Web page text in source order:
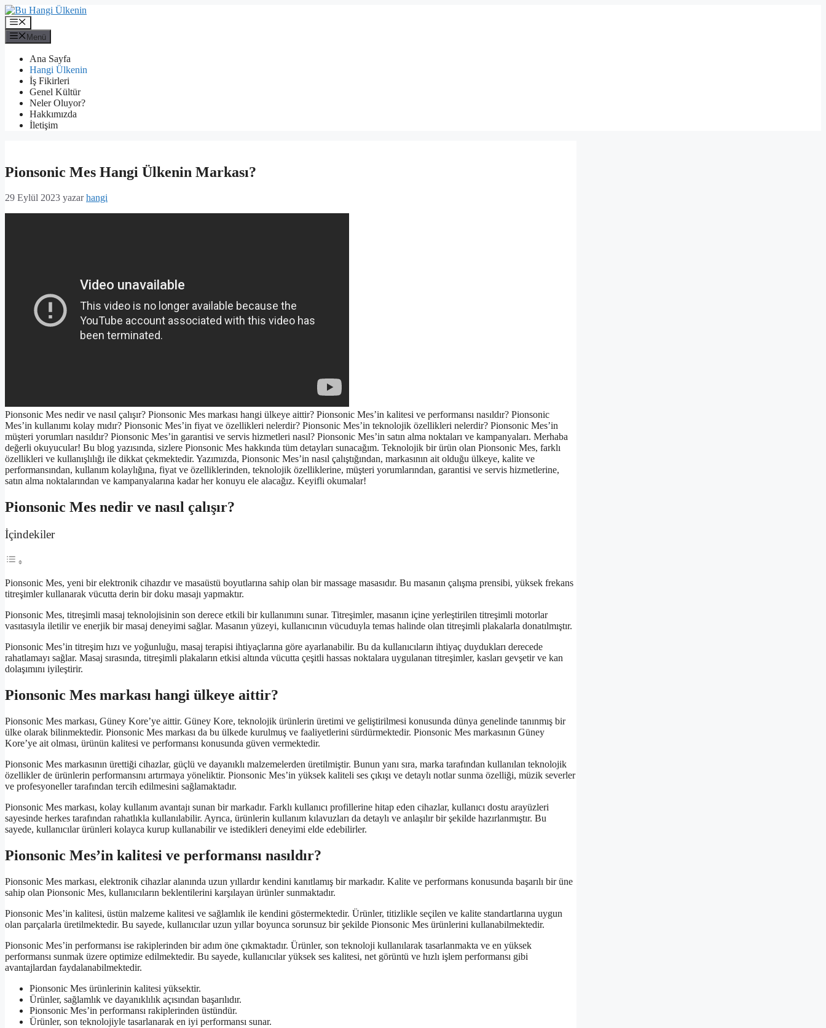
İçeriğe
atla
Menü
Menü
Ana Sayfa
Hangi Ülkenin
İş Fikirleri
Genel Kültür
Neler Oluyor?
Hakkımızda
İletişim
Pionsonic Mes Hangi Ülkenin Markası?
29 Eylül 2023 yazarhangi
Pionsonic Mes nedir ve nasıl çalışır? Pionsonic Mes markası hangi ülkeye aittir? Pionsonic Mes’in kalitesi ve performansı nasıldır? Pionsonic
Mes’in kullanımı kolay mıdır? Pionsonic Mes’in fiyat ve özellikleri nelerdir? Pionsonic Mes’in teknolojik özellikleri nelerdir? Pionsonic Mes’in
müşteri yorumları nasıldır? Pionsonic Mes’in garantisi ve servis hizmetleri nasıl? Pionsonic Mes’in satın alma noktaları ve kampanyaları. Merhaba
değerli okuyucular! Bu blog yazısında, sizlere Pionsonic Mes hakkında tüm detayları sunacağım. Teknolojik bir ürün olan Pionsonic Mes, farklı
özellikleri ve kullanışlılığı ile dikkat çekmektedir. Yazımızda, Pionsonic Mes’in nasıl çalıştığından, markasının ait olduğu ülkeye, kalite ve
performansından, kullanım kolaylığına, fiyat ve özelliklerinden, teknolojik özelliklerine, müşteri yorumlarından, garantisi ve servis hizmetlerine,
satın alma noktalarından ve kampanyalarına kadar her konuyu ele alacağız. Keyifli okumalar!
Pionsonic Mes nedir ve nasıl çalışır?
İçindekiler
Pionsonic Mes, yeni bir elektronik cihazdır ve masaüstü boyutlarına sahip olan bir massage masasıdır. Bu masanın çalışma prensibi, yüksek frekans
titreşimler kullanarak vücutta derin bir doku masajı yapmaktır.
Pionsonic Mes, titreşimli masaj teknolojisinin son derece etkili bir kullanımını sunar. Titreşimler, masanın içine yerleştirilen titreşimli motorlar
vasıtasıyla iletilir ve enerjik bir masaj deneyimi sağlar. Masanın yüzeyi, kullanıcının vücuduyla temas halinde olan titreşimli plakalarla donatılmıştır.
Pionsonic Mes’in titreşim hızı ve yoğunluğu, masaj terapisi ihtiyaçlarına göre ayarlanabilir. Bu da kullanıcıların ihtiyaç duydukları derecede
rahatlamayı sağlar. Masaj sırasında, titreşimli plakaların etkisi altında vücutta çeşitli hassas noktalara uygulanan titreşimler, kasları gevşetir ve kan
dolaşımını iyileştirir.
Pionsonic Mes markası hangi ülkeye aittir?
Pionsonic Mes markası, Güney Kore’ye aittir. Güney Kore, teknolojik ürünlerin üretimi ve geliştirilmesi konusunda dünya genelinde tanınmış bir
ülke olarak bilinmektedir. Pionsonic Mes markası da bu ülkede kurulmuş ve faaliyetlerini sürdürmektedir. Pionsonic Mes markasının Güney
Kore’ye ait olması, ürünün kalitesi ve performansı konusunda güven vermektedir.
Pionsonic Mes markasının ürettiği cihazlar, güçlü ve dayanıklı malzemelerden üretilmiştir. Bunun yanı sıra, marka tarafından kullanılan teknolojik
özellikler de ürünlerin performansını artırmaya yöneliktir. Pionsonic Mes’in yüksek kaliteli ses çıkışı ve detaylı notlar sunma özelliği, müzik severler
ve profesyoneller tarafından tercih edilmesini sağlamaktadır.
Pionsonic Mes markası, kolay kullanım avantajı sunan bir markadır. Farklı kullanıcı profillerine hitap eden cihazlar, kullanıcı dostu arayüzleri
sayesinde herkes tarafından rahatlıkla kullanılabilir. Ayrıca, ürünlerin kullanım kılavuzları da detaylı ve anlaşılır bir şekilde hazırlanmıştır. Bu
sayede, kullanıcılar ürünleri kolayca kurup kullanabilir ve istedikleri deneyimi elde edebilirler.
Pionsonic Mes’in kalitesi ve performansı nasıldır?
Pionsonic Mes markası, elektronik cihazlar alanında uzun yıllardır kendini kanıtlamış bir markadır. Kalite ve performans konusunda başarılı bir üne
sahip olan Pionsonic Mes, kullanıcıların beklentilerini karşılayan ürünler sunmaktadır.
Pionsonic Mes’in kalitesi, üstün malzeme kalitesi ve sağlamlık ile kendini göstermektedir. Ürünler, titizlikle seçilen ve kalite standartlarına uygun
olan parçalarla üretilmektedir. Bu sayede, kullanıcılar uzun yıllar boyunca sorunsuz bir şekilde Pionsonic Mes ürünlerini kullanabilmektedir.
Pionsonic Mes’in performansı ise rakiplerinden bir adım öne çıkmaktadır. Ürünler, son teknoloji kullanılarak tasarlanmakta ve en yüksek
performansı sunmak üzere optimize edilmektedir. Bu sayede, kullanıcılar yüksek ses kalitesi, net görüntü ve hızlı işlem performansı gibi
avantajlardan faydalanabilmektedir.
Pionsonic Mes ürünlerinin kalitesi yüksektir.
Ürünler, sağlamlık ve dayanıklılık açısından başarılıdır.
Pionsonic Mes’in performansı rakiplerinden üstündür.
Ürünler, son teknolojiyle tasarlanarak en iyi performansı sunar.